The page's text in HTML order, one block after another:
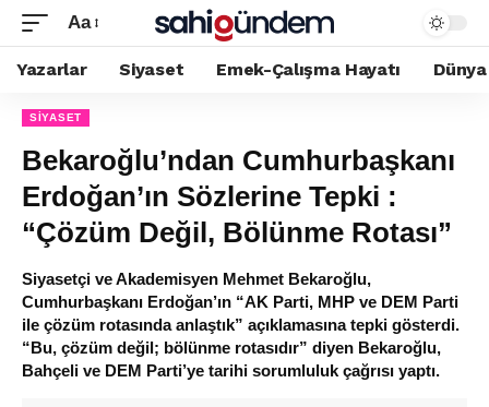
Aa
Yazarlar Siyaset Emek-Çalışma Hayatı Dünya
SIYASET
Bekaroğlu’ndan Cumhurbaşkanı
Erdoğan’ın Sözlerine Tepki :
“Çözüm Değil, Bölünme Rotası”
Siyasetçi ve Akademisyen Mehmet Bekaroğlu,
Cumhurbaşkanı Erdoğan’ın “AK Parti, MHP ve DEM Parti
ile çözüm rotasında anlaştık” açıklamasına tepki gösterdi.
“Bu, çözüm değil; bölünme rotasıdır” diyen Bekaroğlu,
Bahçeli ve DEM Parti’ye tarihi sorumluluk çağrısı yaptı.